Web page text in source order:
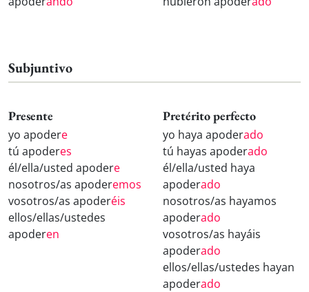
Subjuntivo
Presente
yo apodere
tú apoderes
él/ella/usted apodere
nosotros/as apoderemos
vosotros/as apoderéis
ellos/ellas/ustedes
apoderen
Pretérito perfecto
yo haya apoderado
tú hayas apoderado
él/ella/usted haya
apoderado
nosotros/as hayamos
apoderado
vosotros/as hayáis
apoderado
ellos/ellas/ustedes hayan
apoderado